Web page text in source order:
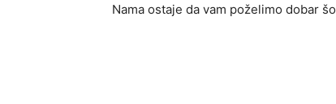
Nama ostaje da vam poželimo dobar